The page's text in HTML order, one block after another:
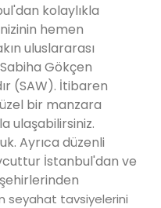
kolaylıkla
hemen
uluslararası
Gökçen
(SAW). İtibaren
bir manzara
ulaşabilirsiniz.
Ayrıca düzenli
İstanbul'dan ve
seyahat tavsiyelerini